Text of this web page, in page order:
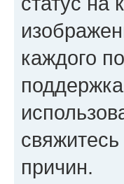
каждого
причин.